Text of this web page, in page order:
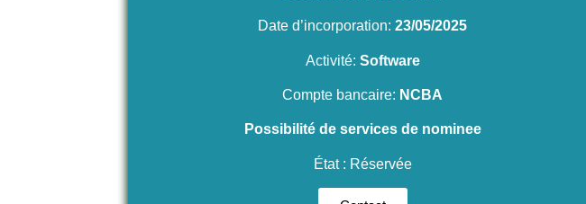
Date d’incorporation:23/05/2025
Activité: Software
Compte bancaire: NCBA
Possibilité de services de nominee
État : Réservée